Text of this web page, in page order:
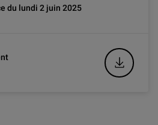
du lundi 2 juin 2025